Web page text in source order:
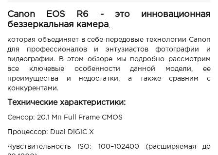
Canon EOS R6 - это инновационная
беззеркальная камера
которая объединяет в себе передовые технологии Canon
для профессионалов и энтузиастов фотографии и
видеографии. В этом обзоре мы подробно рассмотрим
все ключевые особенности данной модели, ее
преимущества и недостатки, а также сравним с
конкурентами.
Технические характеристики:
Сенсор: 20.1 Мп Full Frame CMOS
Процессор: Dual DIGIC X
Чувствительность ISO: 100–102400 (расширяемая до